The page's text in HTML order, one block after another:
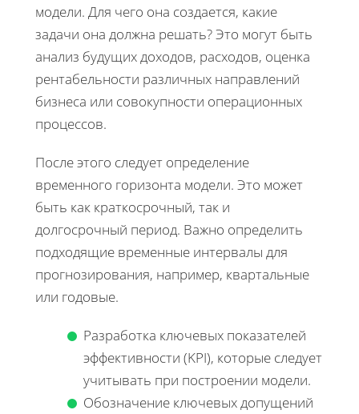
модели. Для чего она создается, какие
задачи она должна решать? Это могут быть
анализ будущих доходов, расходов, оценка
рентабельности различных направлений
бизнеса или совокупности операционных
процессов.
После этого следует определение
временного горизонта модели. Это может
быть как краткосрочный, так и
долгосрочный период. Важно определить
подходящие временные интервалы для
прогнозирования, например, квартальные
или годовые.
Разработка ключевых показателей
эффективности (KPI), которые следует
учитывать при построении модели.
Обозначение ключевых допущений